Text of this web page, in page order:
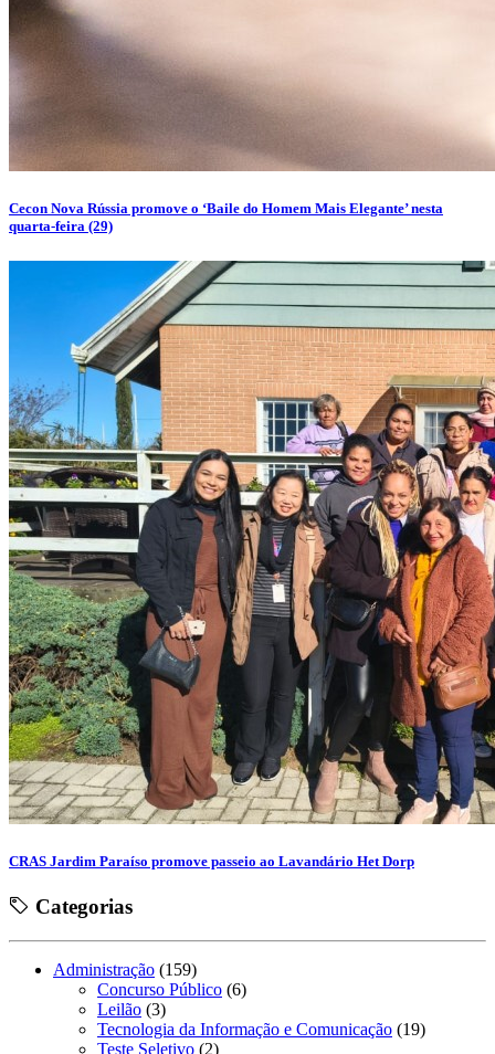
Cecon Nova Rússia promove o ‘Baile do Homem Mais Elegante’ nesta
quarta-feira (29)
CRAS Jardim Paraíso promove passeio ao Lavandário Het Dorp
Categorias
Administração (159)
Concurso Público (6)
Leilão (3)
Tecnologia da Informação e Comunicação (19)
Teste Seletivo (2)